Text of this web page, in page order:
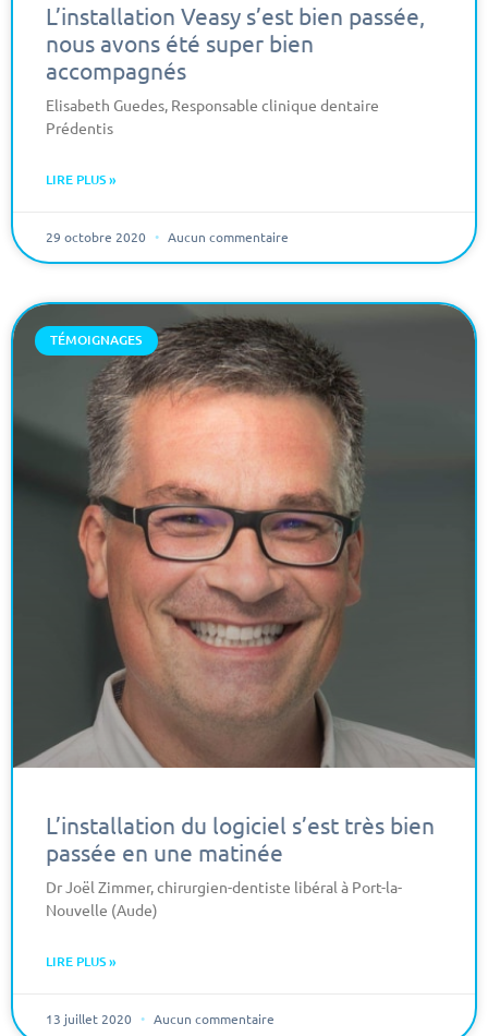
L’installation Veasy s’est bien passée,
nous avons été super bien
accompagnés
Elisabeth Guedes, Responsable clinique dentaire
Prédentis
LIRE PLUS »
29 octobre 2020 Aucun commentaire
TÉMOIGNAGES
L’installation du logiciel s’est très bien
passée en une matinée
Dr Joël Zimmer, chirurgien-dentiste libéral à Port-la-
Nouvelle (Aude)
LIRE PLUS »
13 juillet 2020 Aucun commentaire